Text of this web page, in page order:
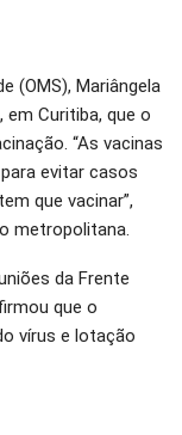
(OMS), Mariângela
em Curitiba, que o
“As vacinas
evitar casos
que vacinar”,
metropolitana.
da Frente
que o
vírus e lotação